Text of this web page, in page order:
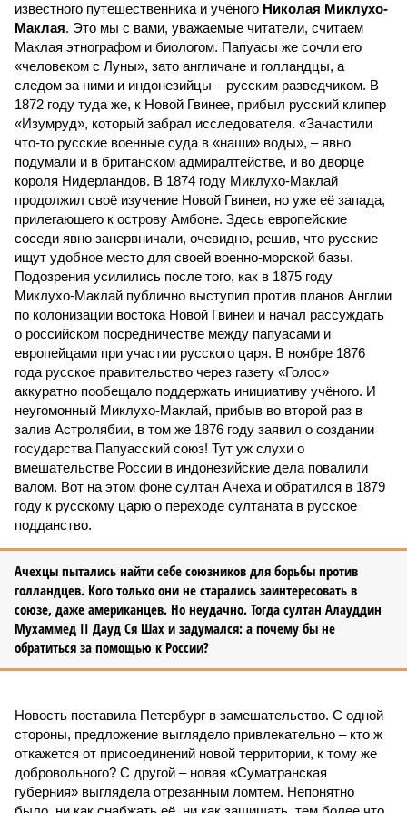
известного путешественника и учёного Николая Миклухо-
Маклая. Это мы с вами, уважаемые читатели, считаем
Маклая этнографом и биологом. Папуасы же сочли его
«человеком с Луны», зато англичане и голландцы, а
следом за ними и индонезийцы – русским разведчиком. В
1872 году туда же, к Новой Гвинее, прибыл русский клипер
«Изумруд», который забрал исследователя. «Зачастили
что-то русские военные суда в «наши» воды», – явно
подумали и в британском адмиралтействе, и во дворце
короля Нидерландов. В 1874 году Миклухо-Маклай
продолжил своё изучение Новой Гвинеи, но уже её запада,
прилегающего к острову Амбоне. Здесь европейские
соседи явно занервничали, очевидно, решив, что русские
ищут удобное место для своей военно-морской базы.
Подозрения усилились после того, как в 1875 году
Миклухо-Маклай публично выступил против планов Англии
по колонизации востока Новой Гвинеи и начал рассуждать
о российском посредничестве между папуасами и
европейцами при участии русского царя. В ноябре 1876
года русское правительство через газету «Голос»
аккуратно пообещало поддержать инициативу учёного. И
неугомонный Миклухо-Маклай, прибыв во второй раз в
залив Астролябии, в том же 1876 году заявил о создании
государства Папуасский союз! Тут уж слухи о
вмешательстве России в индонезийские дела повалили
валом. Вот на этом фоне султан Ачеха и обратился в 1879
году к русскому царю о переходе султаната в русское
подданство.
Ачехцы пытались найти себе союзников для борьбы против
голландцев. Кого только они не старались заинтересовать в
союзе, даже американцев. Но неудачно. Тогда султан Алауддин
Мухаммед II Дауд Ся Шах и задумался: а почему бы не
обратиться за помощью к России?
Новость поставила Петербург в замешательство. С одной
стороны, предложение выглядело привлекательно – кто ж
откажется от присоединений новой территории, к тому же
добровольного? С другой – новая «Суматранская
губерния» выглядела отрезанным ломтем. Непонятно